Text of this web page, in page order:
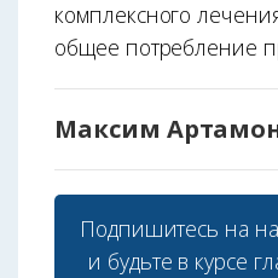
комплексного
общее потребление
Максим
Подпишитесь на
и будьте в курсе